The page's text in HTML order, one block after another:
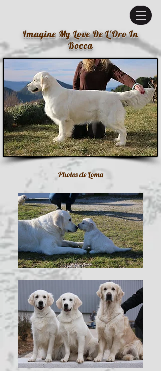
Imagine My Love De L'Oro In
Bocca
Photos de Loma